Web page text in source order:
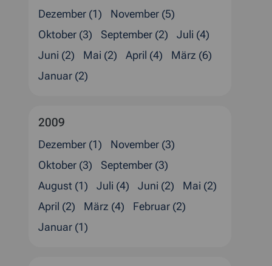
Dezember (1)
November (5)
Oktober (3)
September (2)
Juli (4)
Juni (2)
Mai (2) April (4)
März (6)
Januar (2)
2009
Dezember (1)
November (3)
Oktober (3)
September (3)
August (1)
Juli (4) Juni (2)
Mai (2)
April (2)
März (4)
Februar (2)
Januar (1)